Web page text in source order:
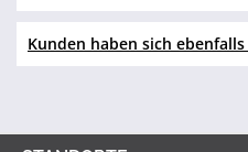
Kunden haben sich ebenfalls